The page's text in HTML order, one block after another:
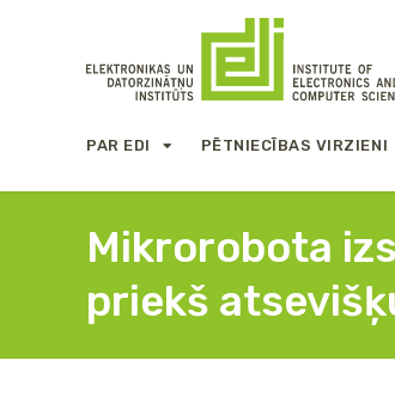
PAR EDI PĒTNIECĪBAS VIRZIENI
Mikrorobota
priekš